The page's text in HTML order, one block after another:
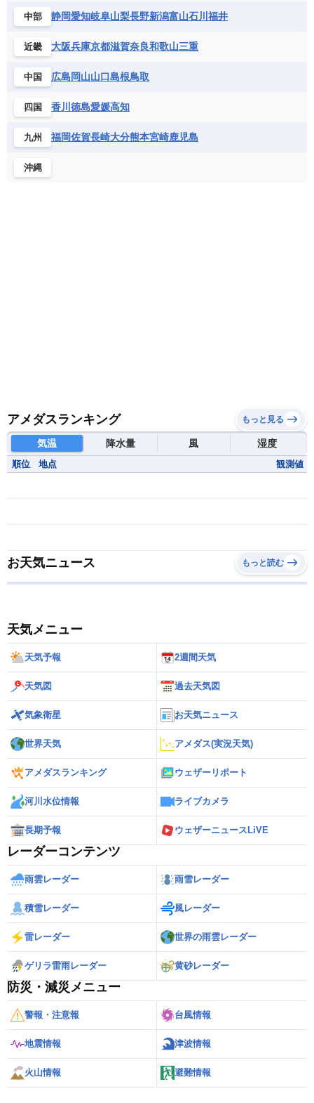
モナコ公国
モルドバ
モンテネグロ
ラトビア
リトアニア
リヒテンシュタイン
北マケドニア
セントルシア チリ
トリニダード・トバゴ
ドミニカ共和国
ニカラグア共和国
ハイチ共和国
バルバドス
パナマ
フランス領ギアナ
ベネズエラ
ベリーズ
ボリビア
メキシコ
サントメ・プリンシペ民主共和国
ザンビア共和国
シエラレオネ共和国
ジブチ共和国
ジンバブエ
セントヘレナ諸島
セーシェル
チュニジア
ナミビア
ニジェール
ブルキナファソ
マダガスカル
中部 静岡愛知岐阜山梨長野新潟富山石川 福井
近畿 大阪兵庫京都滋賀奈良和歌山三重
中国 広島岡山山口島根鳥取
四国 香川 徳島愛媛高知
九州 福岡佐賀長崎大分熊本宮崎鹿児島
沖縄
アメダスランキング もっと見る
気温 降水量 風 湿度
順位 地点 観測値
お天気ニュース もっと読む
天気メニュー
天気予報 2週間天気
天気図 過去天気図
気象衛星 お天気ニュース
世界天気 アメダス(実況天気)
アメダスランキング ウェザーリポート
河川水位情報 ライブカメラ
長期予報 ウェザーニュースLiVE
レーダーコンテンツ
雨雲レーダー 雨雪レーダー
積雪レーダー 風レーダー
雷レーダー 世界の雨雲レーダー
ゲリラ雷雨レーダー 黄砂レーダー
防災・減災メニュー
警報・注意報 台風情報
地震情報 津波情報
火山情報 避難情報